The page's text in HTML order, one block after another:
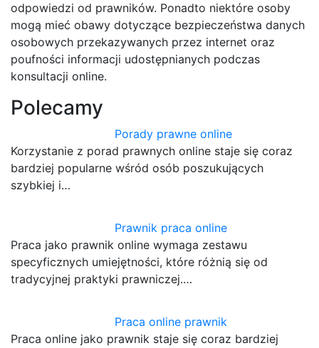
odpowiedzi od prawników. Ponadto niektóre osoby
mogą mieć obawy dotyczące bezpieczeństwa danych
osobowych przekazywanych przez internet oraz
poufności informacji udostępnianych podczas
konsultacji online.
Polecamy
Porady prawne online
Korzystanie z porad prawnych online staje się coraz
bardziej popularne wśród osób poszukujących
szybkiej i…
Prawnik praca online
Praca jako prawnik online wymaga zestawu
specyficznych umiejętności, które różnią się od
tradycyjnej praktyki prawniczej.…
Praca online prawnik
Praca online jako prawnik staje się coraz bardziej